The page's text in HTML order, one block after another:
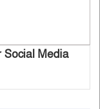
Social Media